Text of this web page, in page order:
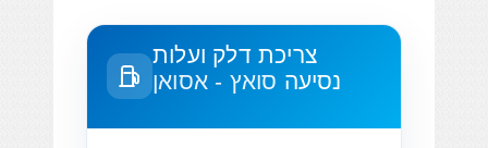
צריכת דלק ועלות
נסיעה סואץ - אסואן